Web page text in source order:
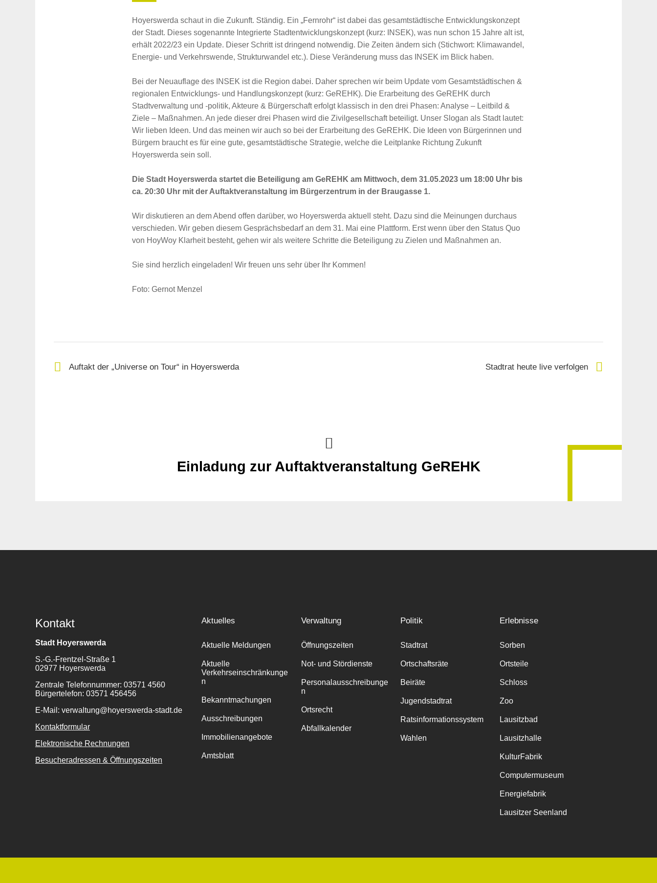
Suche
Hoyerswerda schaut in die Zukunft. Ständig. Ein „Fernrohr“ ist dabei das gesamtstädtische Entwicklungskonzept
der Stadt. Dieses sogenannte Integrierte Stadtentwicklungskonzept (kurz: INSEK), was nun schon 15 Jahre alt ist,
erhält 2022/23 ein Update. Dieser Schritt ist dringend notwendig. Die Zeiten ändern sich (Stichwort: Klimawandel,
Energie- und Verkehrswende, Strukturwandel etc.). Diese Veränderung muss das INSEK im Blick haben.
Bei der Neuauflage des INSEK ist die Region dabei. Daher sprechen wir beim Update vom Gesamtstädtischen &
regionalen Entwicklungs- und Handlungskonzept (kurz: GeREHK). Die Erarbeitung des GeREHK durch
Stadtverwaltung und -politik, Akteure & Bürgerschaft erfolgt klassisch in den drei Phasen: Analyse – Leitbild &
Ziele – Maßnahmen. An jede dieser drei Phasen wird die Zivilgesellschaft beteiligt. Unser Slogan als Stadt lautet:
Wir lieben Ideen. Und das meinen wir auch so bei der Erarbeitung des GeREHK. Die Ideen von Bürgerinnen und
Bürgern braucht es für eine gute, gesamtstädtische Strategie, welche die Leitplanke Richtung Zukunft
Hoyerswerda sein soll.
Die Stadt Hoyerswerda startet die Beteiligung am GeREHK am Mittwoch, dem 31.05.2023 um 18:00 Uhr bis
ca. 20:30 Uhr mit der Auftaktveranstaltung im Bürgerzentrum in der Braugasse 1.
Wir diskutieren an dem Abend offen darüber, wo Hoyerswerda aktuell steht. Dazu sind die Meinungen durchaus
verschieden. Wir geben diesem Gesprächsbedarf an dem 31. Mai eine Plattform. Erst wenn über den Status Quo
von HoyWoy Klarheit besteht, gehen wir als weitere Schritte die Beteiligung zu Zielen und Maßnahmen an.
Sie sind herzlich eingeladen! Wir freuen uns sehr über Ihr Kommen!
Foto: Gernot Menzel
Auftakt der „Universe on Tour“ in Hoyerswerda Stadtrat heute live verfolgen
Einladung zur Auftaktveranstaltung GeREHK
Kontakt
Stadt Hoyerswerda
S.-G.-Frentzel-Straße 1
02977 Hoyerswerda
Zentrale Telefonnummer: 03571 4560
Bürgertelefon: 03571 456456
E-Mail: verwaltung@hoyerswerda-stadt.de
Kontaktformular
Elektronische Rechnungen
Besucheradressen & Öffnungszeiten
Aktuelles
Aktuelle Meldungen
Aktuelle
Verkehrseinschränkunge
n
Bekanntmachungen
Ausschreibungen
Immobilienangebote
Amtsblatt
Verwaltung
Öffnungszeiten
Not- und Stördienste
Personalausschreibunge
n
Ortsrecht
Abfallkalender
Politik
Stadtrat
Ortschaftsräte
Beiräte
Jugendstadtrat
Ratsinformationssystem
Wahlen
Erlebnisse
Sorben
Ortsteile
Schloss
Zoo
Lausitzbad
Lausitzhalle
KulturFabrik
Computermuseum
Energiefabrik
Lausitzer Seenland